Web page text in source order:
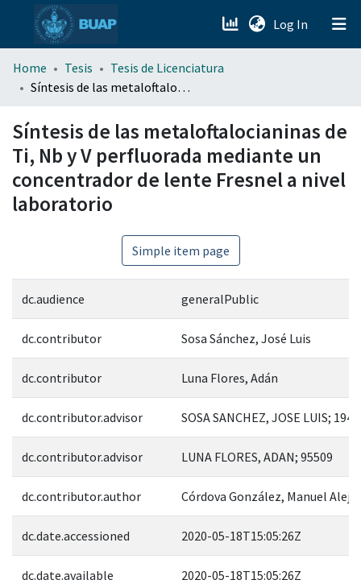
Log In (current)
menu.section.about_menu
Home Tesis
Tesis de Licenciatura
Síntesis de las metaloftalocianinas de Ti, Nb y V perfluorada mediante un concentrador de lente Fresnel a nivel laboratorio
Síntesis de las metaloftalocianinas de
Ti, Nb y V perfluorada mediante un
concentrador de lente Fresnel a nivel
laboratorio
Simple item page
dc.audience generalPublic
dc.contributor Sosa Sánchez, José Luis
dc.contributor Luna Flores, Adán
dc.contributor.advisor SOSA SANCHEZ, JOSE LUIS;
dc.contributor.advisor LUNA FLORES, ADAN; 95509
dc.contributor.author Córdova González, Manuel
dc.date.accessioned 2020-05-18T15:05:26Z
dc.date.available 2020-05-18T15:05:26Z